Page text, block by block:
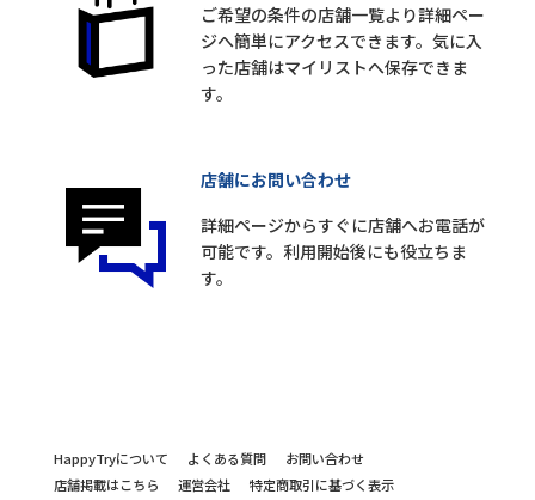
ご希望の条件の店舗一覧より詳細ペー
ジへ簡単にアクセスできます。気に入
った店舗はマイリストへ保存できま
す。
店舗にお問い合わせ
詳細ページからすぐに店舗へお電話が
可能です。利用開始後にも役立ちま
す。
HappyTryについて よくある質問
お問い合わせ
店舗掲載はこちら
運営会社 特定商取引に基づく表示